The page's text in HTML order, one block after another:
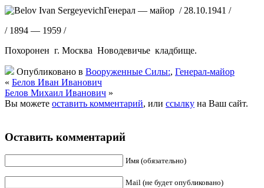
Генерал — майор / 28.10.1941 /
/ 1894 — 1959 /
Похоронен г. Москва Новодевичье кладбище.
Опубликовано в Вооруженные Силы:, Генерал-майор
« Белов Иван Иванович
Белов Михаил Иванович »
Вы можете оставить комментарий, или ссылку на Ваш сайт.
Оставить комментарий
Имя (обязательно)
Mail (не будет опубликовано)